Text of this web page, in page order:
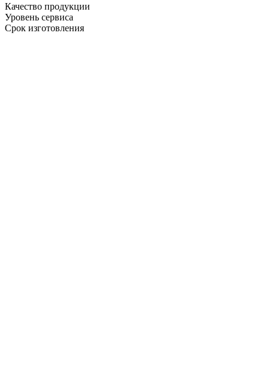
Качество продукции
Уровень сервиса
Срок изготовления